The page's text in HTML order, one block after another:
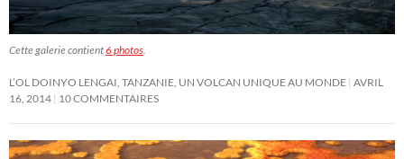
Cette galerie contient6 photos.
L’OL DOINYO LENGAI, TANZANIE, UN VOLCAN UNIQUE AU MONDE AVRIL
16, 2014 10 COMMENTAIRES